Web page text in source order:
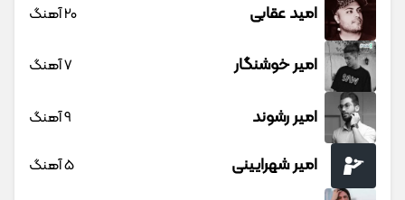
امید عقابی 20 آهنگ
امیر خوشنگار 7 آهنگ
امیر رشوند 9 آهنگ
امیر شهرایینی 5 آهنگ